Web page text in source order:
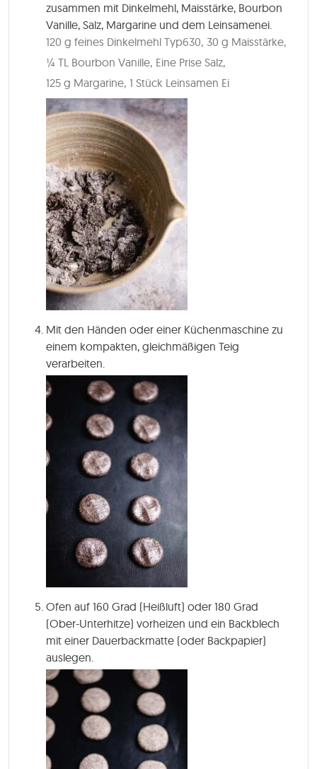
zusammen mit Dinkelmehl, Maisstärke, Bourbon
Vanille, Salz, Margarine und dem Leinsamenei.
120 g feines Dinkelmehl Typ630, 30 g Maisstärke,
¼ TL Bourbon Vanille, Eine Prise Salz,
125 g Margarine, 1 Stück Leinsamen Ei
Mit den Händen oder einer Küchenmaschine zu
einem kompakten, gleichmäßigen Teig
verarbeiten.
Ofen auf 160 Grad (Heißluft) oder 180 Grad
(Ober-Unterhitze) vorheizen und ein Backblech
mit einer Dauerbackmatte (oder Backpapier)
auslegen.